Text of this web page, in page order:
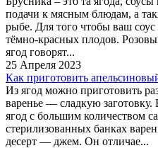
подачи к мясным блюдам, а
рыбе. Для того чтобы ваш соус
тёмно-красных плодов.
ягод говорят...
25 Апреля 2023
Как приготовить
Из ягод можно приготовить
варенье — сладкую
ягод с большим количеством
стерилизованных банках
десерт — джем. Он отличае...